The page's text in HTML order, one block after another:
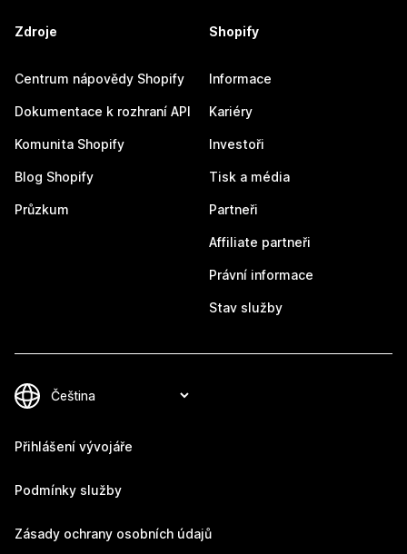
Zdroje
Centrum nápovědy Shopify
Dokumentace k rozhraní API
Komunita Shopify
Blog Shopify
Průzkum
Shopify
Informace
Kariéry
Investoři
Tisk a média
Partneři
Affiliate partneři
Právní informace
Stav služby
Přihlášení vývojáře
Podmínky služby
Zásady ochrany osobních údajů